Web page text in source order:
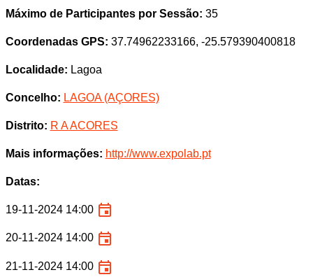
Máximo de Participantes por Sessão: 35
Coordenadas GPS: 37.74962233166, -25.579390400818
Localidade: Lagoa
Concelho: LAGOA (AÇORES)
Distrito: R A ACORES
Mais informações: http://www.expolab.pt
Datas:
19-11-2024 14:00
20-11-2024 14:00
21-11-2024 14:00